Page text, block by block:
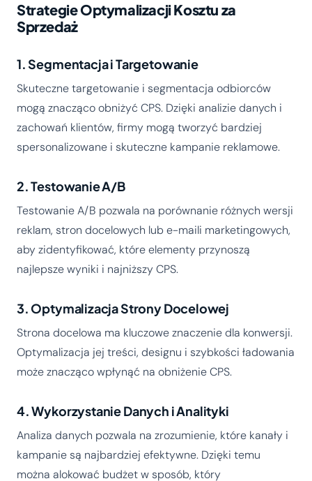
Strategie Optymalizacji Kosztu za
Sprzedaż
1. Segmentacja i Targetowanie
Skuteczne targetowanie i segmentacja odbiorców
mogą znacząco obniżyć CPS. Dzięki analizie danych i
zachowań klientów, firmy mogą tworzyć bardziej
spersonalizowane i skuteczne kampanie reklamowe.
2. Testowanie A/B
Testowanie A/B pozwala na porównanie różnych wersji
reklam, stron docelowych lub e-maili marketingowych,
aby zidentyfikować, które elementy przynoszą
najlepsze wyniki i najniższy CPS.
3. Optymalizacja Strony Docelowej
Strona docelowa ma kluczowe znaczenie dla konwersji.
Optymalizacja jej treści, designu i szybkości ładowania
może znacząco wpłynąć na obniżenie CPS.
4. Wykorzystanie Danych i Analityki
Analiza danych pozwala na zrozumienie, które kanały i
kampanie są najbardziej efektywne. Dzięki temu
można alokować budżet w sposób, który